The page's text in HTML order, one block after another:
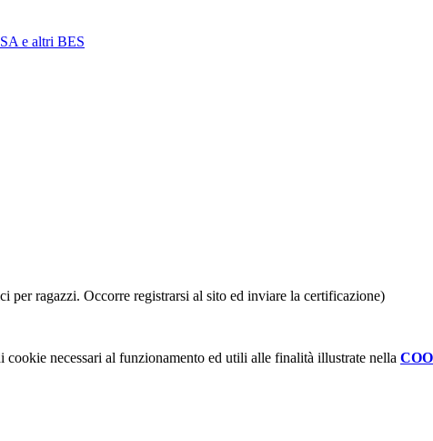
e altri BES
per ragazzi. Occorre registrarsi al sito ed inviare la certificazione)
necessari al funzionamento ed utili alle finalità illustrate nella